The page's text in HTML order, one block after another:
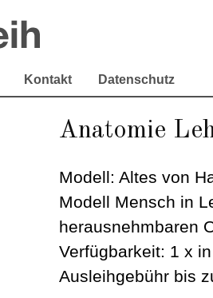
Kontakt Datenschutz
Anatomie
Modell: Altes von
Modell Mensch in
herausnehmbaren
Verfügbarkeit: 1 x
Ausleihgebühr bis